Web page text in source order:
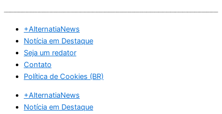
conteúdo
+AlternatiaNews
Notícia em Destaque
Seja um redator
Contato
Política de Cookies (BR)
+AlternatiaNews
Notícia em Destaque